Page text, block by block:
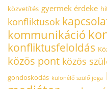
közvetítés gyermek érdeke
konfliktusok
kommunikáció
konfliktusfeloldás
közös pont közös
gondoskodás különélő szülő joga